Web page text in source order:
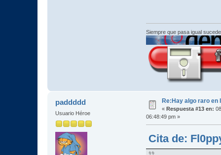
Siempre que pasa igual
paddddd
Usuario Héroe
Re:Hay algo raro en
« Respuesta #13 en:
06:48:49 pm »
Cita de: